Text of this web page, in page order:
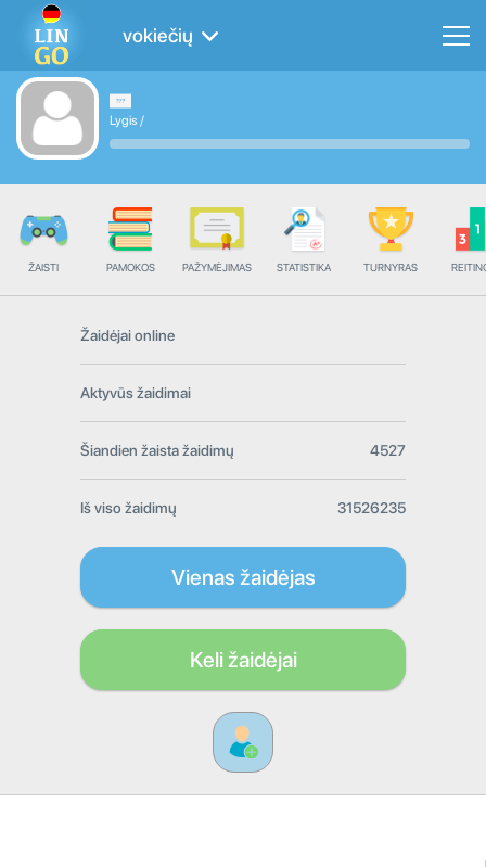
vokiečių
Lygis /
ŽAISTI PAMOKOS PAŽYMĖJIMAS STATISTIKA TURNYRAS
Žaidėjai online
Aktyvūs žaidimai
Šiandien žaista žaidimų 4527
Iš viso žaidimų 31526235
Vienas žaidėjas
Keli žaidėjai